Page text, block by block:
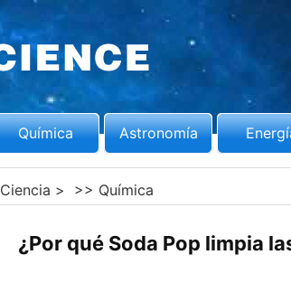
Química Astronomía
Ciencia > >> Química
¿Por qué Soda Pop limpia